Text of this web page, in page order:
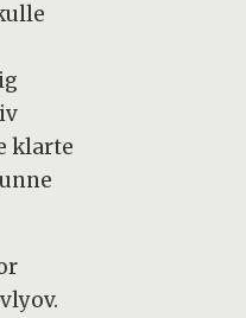
klarte